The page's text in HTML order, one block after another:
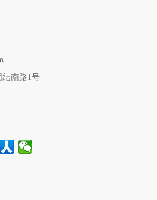
结南路1号